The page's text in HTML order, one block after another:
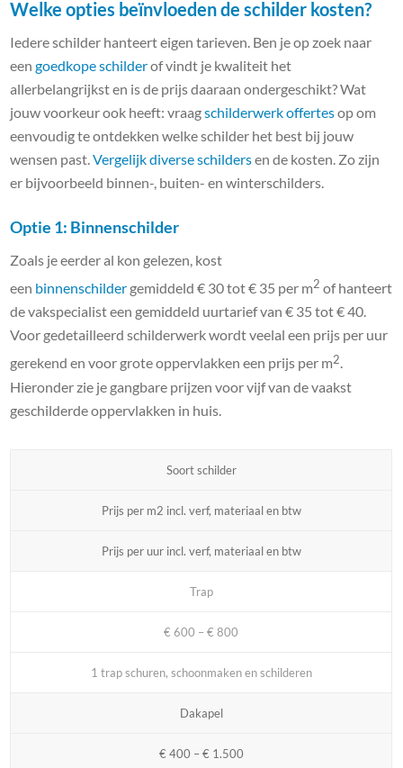
Welke opties beïnvloeden de schilder kosten?
Iedere schilder hanteert eigen tarieven. Ben je op zoek naar
eengoedkope schilderof vindt je kwaliteit het
allerbelangrijkst en is de prijs daaraan ondergeschikt? Wat
jouw voorkeur ook heeft: vraagschilderwerk offertesop om
eenvoudig te ontdekken welke schilder het best bij jouw
wensen past.Vergelijk diverse schildersen de kosten. Zo zijn
er bijvoorbeeld binnen-, buiten- en winterschilders.
Optie 1: Binnenschilder
Zoals je eerder al kon gelezen, kost
een binnenschilder gemiddeld € 30 tot € 35 per m2 of hanteert
de vakspecialist een gemiddeld uurtarief van € 35 tot € 40.
Voor gedetailleerd schilderwerk wordt veelal een prijs per uur
gerekend en voor grote oppervlakken een prijs per m2.
Hieronder zie je gangbare prijzen voor vijf van de vaakst
geschilderde oppervlakken in huis.
Soort schilder
Prijs per m2 incl. verf, materiaal en btw
Prijs per uur incl. verf, materiaal en btw
Trap
€ 600 – € 800
1 trap schuren, schoonmaken en schilderen
Dakapel
€ 400 – € 1.500